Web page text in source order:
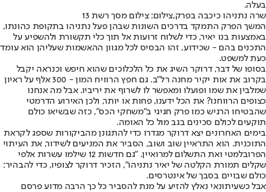
בעלה.
שרה נתניהו כיכבה בפרק,צילום: צילום מסך רשת 13
המשך הפרק התמקד בדרכים השונות שבהן פעל נתניהו בתקופת כהונתו,
באמצעות בנו יאיר, כדי לשלוח זרועות אל תוך כלי תקשורת ולהשפיע על
התכנים בהם - שכידוע, זהו הבסיס לכל מגוון ההאשמות שעליהן הוא עומד
כעת למשפט.
בסופו של דבר, דרוקר השיג את כל הלכלוכים שהוא חיפש וכנראה יקבל
בקרוב את אות יקיר מחנה רל"ב. גם חפץ הרוויח המון - 300 אלף על ראיון
שמלבין את שמו ופועלו ומאפשר לו לשרוף את יריביו. אבל מה אנחנו
כצופים הרווחנו? את הכל ידענו, פחות או יותר, ולכן האירוע הדרמטי
שהבטיחו הרגיש כמו פרק חגיגי ב"משחקי הכס", כזה שבשיאו כולם
תוקעים לכולם סכינים בגב מול כל האומה.
בימים האחרונים יצא דרוקר מגדרו כדי להתגונן מהביקורות שספג לקראת
התוכנית. הוא התראיין שוב ושוב, הסביר את המניעים לשידור, את העיתוי
הפרובלמטי ואת התשלום למרואיין. "גם חדשות 12 שילמו עשרות אלפי
שקלים תמורת הקלטה של יאיר נתניהו", הזכיר דרוקר לצופיו, כדי להבהיר:
כולם שבויים בסבך של אינטרסים.
אבל כשעיתונאי נאלץ להזיע על מנת להסביר כל כך הרבה מדוע פרסם